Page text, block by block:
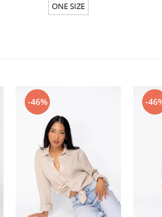
ONE SIZE
-46% -